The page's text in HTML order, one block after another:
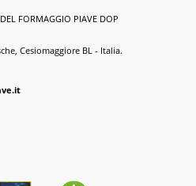
FORMAGGIO PIAVE DOP
Cesiomaggiore BL - Italia.